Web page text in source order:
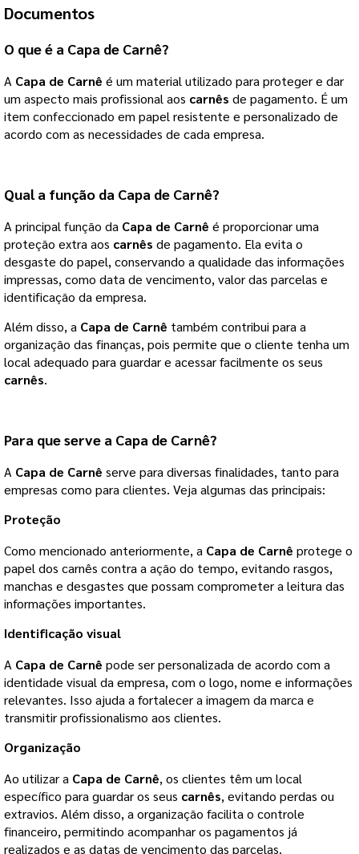
Documentos
O que é a Capa de Carnê?
A Capa de Carnê é um material utilizado para proteger e dar
um aspecto mais profissional aos carnês de pagamento. É um
item confeccionado em papel resistente e personalizado de
acordo com as necessidades de cada empresa.
Qual a função da Capa de Carnê?
A principal função da Capa de Carnê é proporcionar uma
proteção extra aos carnês de pagamento. Ela evita o
desgaste do papel, conservando a qualidade das informações
impressas, como data de vencimento, valor das parcelas e
identificação da empresa.
Além disso, a Capa de Carnê também contribui para a
organização das finanças, pois permite que o cliente tenha um
local adequado para guardar e acessar facilmente os seus
carnês.
Para que serve a Capa de Carnê?
A Capa de Carnê serve para diversas finalidades, tanto para
empresas como para clientes. Veja algumas das principais:
Proteção
Como mencionado anteriormente, a Capa de Carnê protege o
papel dos carnês contra a ação do tempo, evitando rasgos,
manchas e desgastes que possam comprometer a leitura das
informações importantes.
Identificação visual
A Capa de Carnê pode ser personalizada de acordo com a
identidade visual da empresa, com o logo, nome e informações
relevantes. Isso ajuda a fortalecer a imagem da marca e
transmitir profissionalismo aos clientes.
Organização
Ao utilizar a Capa de Carnê, os clientes têm um local
específico para guardar os seus carnês, evitando perdas ou
extravios. Além disso, a organização facilita o controle
financeiro, permitindo acompanhar os pagamentos já
realizados e as datas de vencimento das parcelas.